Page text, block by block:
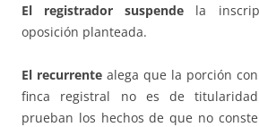
El registrador suspende la
oposición planteada.
El recurrente alega que la porción
finca registral no es de
prueban los hechos de que no